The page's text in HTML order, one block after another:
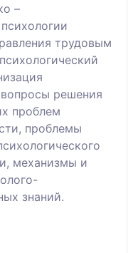
–
трудовым
решения
проблем
проблемы
механизмы и
знаний.